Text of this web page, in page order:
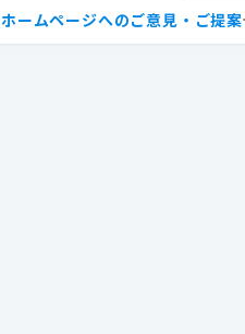
ホームページへのご意見・ご提案